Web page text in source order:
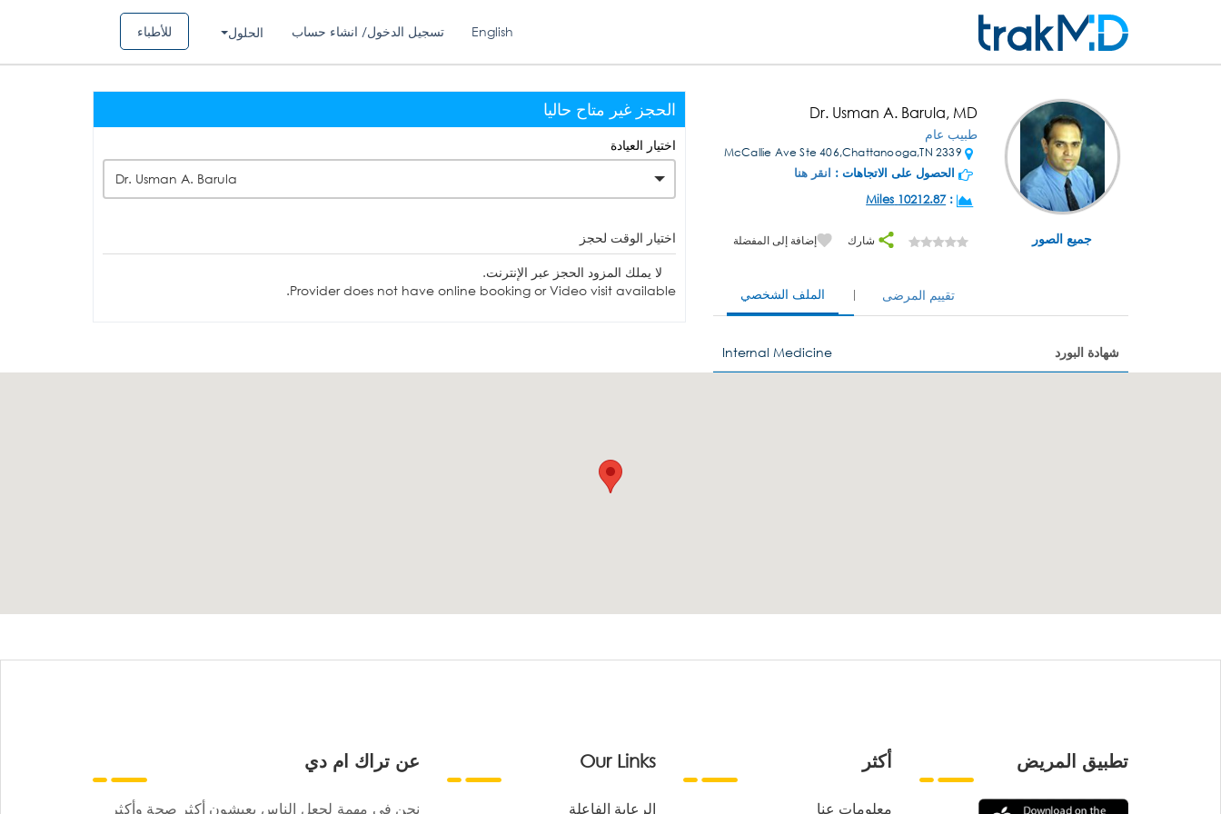
للأطباء الحلول تسجيل الدخول/ انشاء حساب English
جميع الصور
Dr. Usman A. Barula, MD
طبيب عام
الحصول على الاتجاهات : انقر هنا
:
10212.87 Miles
شارك إضافة إلى المفضلة
الملف الشخصي تقييم المرضى
شهادة البورد Internal Medicine
الحجز غير متاح حاليا
اختيار العيادة
Dr. Usman A. Barula
اختيار الوقت لحجز
لا يملك المزود الحجز عبر الإنترنت.
Provider does not have online booking or Video visit available.
عن تراك ام دي
نحن في مهمة لجعل الناس يعيشون أكثر صحة وأكثر
Our Links
الرعاية الفاعلة
أكثر
معلومات عنا
تطبيق المريض